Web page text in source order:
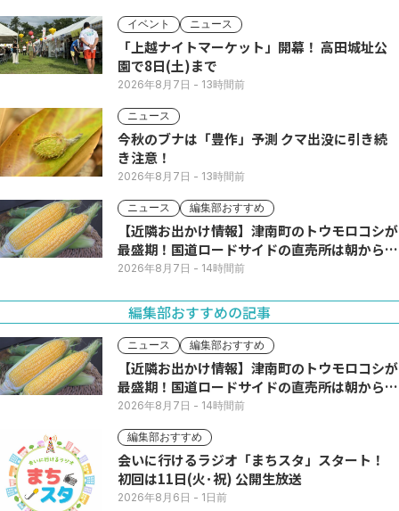
イベント ニュース
「上越ナイトマーケット」開幕！ 高田城址公
園で8日(土)まで
2026年8月7日 - 13時間前
ニュース
今秋のブナは「豊作」予測 クマ出没に引き続
き注意！
2026年8月7日 - 13時間前
ニュース 編集部おすすめ
【近隣お出かけ情報】津南町のトウモロコシが
最盛期！国道ロードサイドの直売所は朝から長
い列
2026年8月7日 - 14時間前
編集部おすすめの記事
ニュース 編集部おすすめ
【近隣お出かけ情報】津南町のトウモロコシが
最盛期！国道ロードサイドの直売所は朝から長
い列
2026年8月7日 - 14時間前
編集部おすすめ
会いに行けるラジオ「まちスタ」スタート！
初回は11日(火･祝) 公開生放送
2026年8月6日 - 1日前